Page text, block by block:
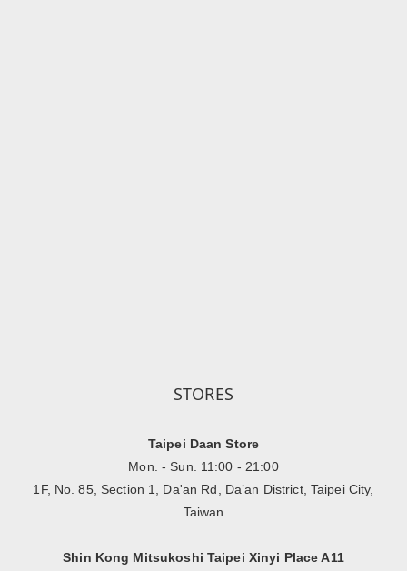
STORES
Taipei Daan Store
Mon. - Sun. 11:00 - 21:00
1F, No. 85, Section 1, Da'an Rd, Da’an District, Taipei City,
Taiwan
Shin Kong Mitsukoshi Taipei Xinyi Place A11